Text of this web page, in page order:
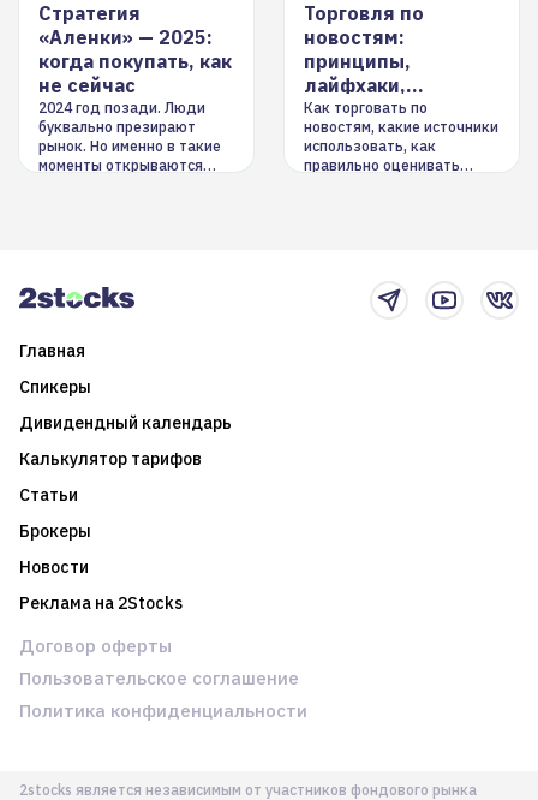
Стратегия
«Аленки» — 2025:
когда покупать, как
не сейчас
2024 год позади. Люди
буквально презирают
рынок. Но именно в такие
моменты открываются
Торговля по
новостям:
принципы,
лайфхаки,
инструменты
Как торговать по
новостям, какие источники
использовать, как
правильно оценивать
Главная
Спикеры
Дивидендный календарь
Калькулятор тарифов
Статьи
Брокеры
Новости
Реклама на 2Stocks
2stocks является независимым от участников фондового рынка
Договор оферты
Пользовательское соглашение
Политика конфиденциальности